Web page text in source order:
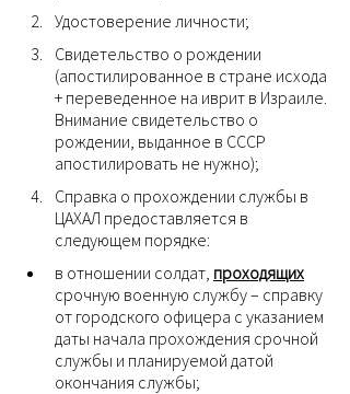
Удостоверение личности;
Свидетельство о рождении
(апостилированное в стране исхода
+ переведенное на иврит в Израиле.
Внимание свидетельство о
рождении, выданное в СССР
апостилировать не нужно);
Справка о прохождении службы в
ЦАХАЛ предоставляется в
следующем порядке:
в отношении солдат, проходящих
срочную военную службу – справку
от городского офицера с указанием
даты начала прохождения срочной
службы и планируемой датой
окончания службы;